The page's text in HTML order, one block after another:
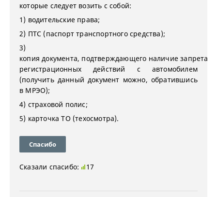
которые следует возить с собой:
1) водительские права;
2) ПТС (паспорт транспортного средства);
3)
копия документа, подтверждающего наличие запрета
регистрационных действий с автомобилем
(получить данный документ можно, обратившись
в МРЭО);
4) страховой полис;
5) карточка ТО (техосмотра).
Спасибо
Сказали спасибо: 17